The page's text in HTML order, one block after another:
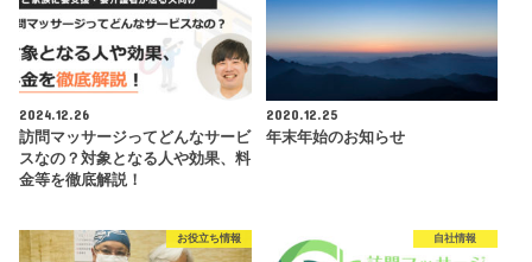
2024.12.26
訪問マッサージってどんなサービ
スなの？対象となる人や効果、料
金等を徹底解説！
2020.12.25
年末年始のお知らせ
お役立ち情報 自社情報